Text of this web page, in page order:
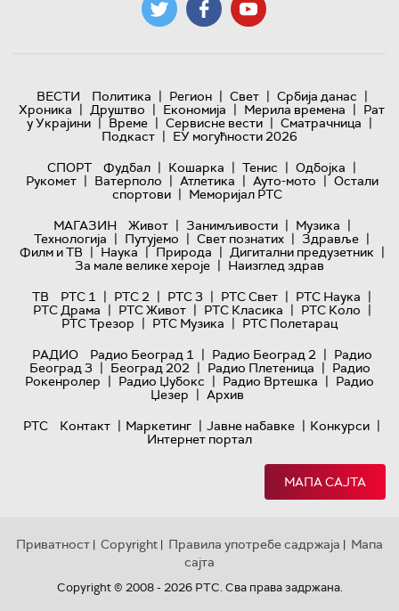
ВЕСТИ Политика | Регион | Свет | Србија данас |
Хроника | Друштво | Економија | Мерила времена | Рат
у Украјини | Време | Сервисне вести | Сматрачница |
Подкаст | ЕУ могућности 2026
СПОРТ
Фудбал | Кошарка | Тенис | Одбојка |
Рукомет | Ватерполо | Атлетика | Ауто-мото | Остали
спортови | Меморијал РТС
МАГАЗИН
Живот | Занимљивости | Музика |
Технологијa | Путујемо | Свет познатих | Здравље |
Филм и ТВ | Наука | Природа | Дигитални предузетник |
За мале велике хероје | Наизглед здрав
ТВ
РТС 1 | РТС 2 | РТС 3 | РТС Свет | РТС Наука |
РТС Драма | РТС Живот | РТС Класика | РТС Коло |
РТС Трезор | РТС Музика | РТС Полетарац
РАДИО
Радио Београд 1 | Радио Београд 2 | Радио
Београд 3 | Београд 202 | Радио Плетеница | Радио
Рокенролер | Радио Џубокс | Радио Вртешка | Радио
Џезер | Архив
РТС
Контакт | Маркетинг | Јавне набавке | Конкурси |
Интернет портал
МАПА САЈТА
Приватност | Copyright | Правила употребе садржаја | Мапа
сајта
Copyright © 2008 - 2026 РТС. Сва права задржана.